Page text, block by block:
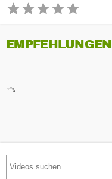
EMPFEHLUNGEN